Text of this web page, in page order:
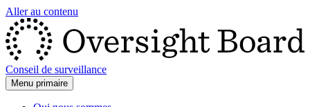
Aller au contenu
Conseil de surveillance
Menu primaire